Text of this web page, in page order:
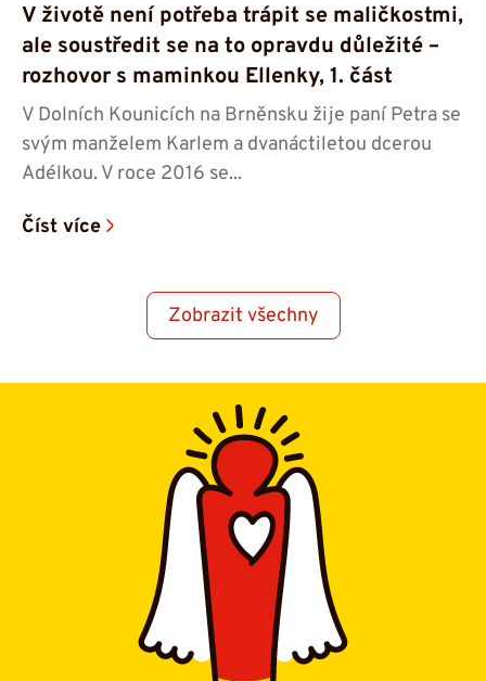
V životě není potřeba trápit se maličkostmi,
ale soustředit se na to opravdu důležité –
rozhovor s maminkou Ellenky, 1. část
V Dolních Kounicích na Brněnsku žije paní Petra se
svým manželem Karlem a dvanáctiletou dcerou
Adélkou. V roce 2016 se...
Číst více
Zobrazit všechny